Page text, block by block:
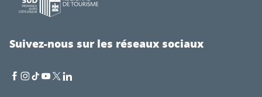
Suivez-nous sur les réseaux sociaux